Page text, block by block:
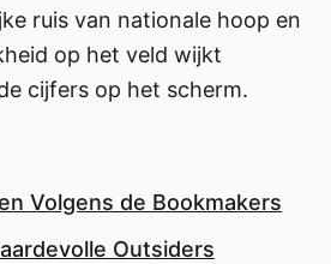
ruis van nationale hoop en
op het veld wijkt
cijfers op het scherm.
Volgens de Bookmakers
Outsiders